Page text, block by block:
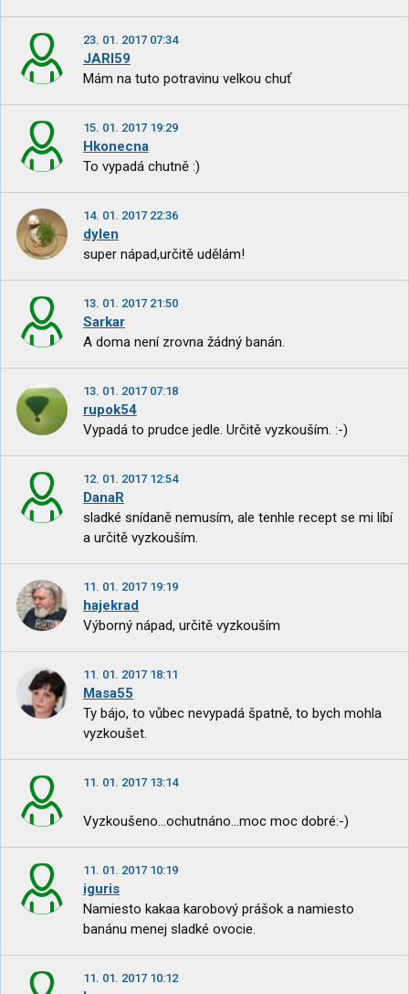
23. 01. 2017 07:34
JARI59
Mám na tuto potravinu velkou chuť
15. 01. 2017 19:29
Hkonecna
To vypadá chutně :)
14. 01. 2017 22:36
dylen
super nápad,určitě udělám!
13. 01. 2017 21:50
Sarkar
A doma není zrovna žádný banán.
13. 01. 2017 07:18
rupok54
Vypadá to prudce jedle. Určitě vyzkouším. :-)
12. 01. 2017 12:54
DanaR
sladké snídaně nemusím, ale tenhle recept se mi líbí
a určitě vyzkouším.
11. 01. 2017 19:19
hajekrad
Výborný nápad, určitě vyzkouším
11. 01. 2017 18:11
Masa55
Ty bájo, to vůbec nevypadá špatně, to bych mohla
vyzkoušet.
11. 01. 2017 13:14
Vyzkoušeno...ochutnáno...moc moc dobré:-)
11. 01. 2017 10:19
iguris
Namiesto kakaa karobový prášok a namiesto
banánu menej sladké ovocie.
11. 01. 2017 10:12